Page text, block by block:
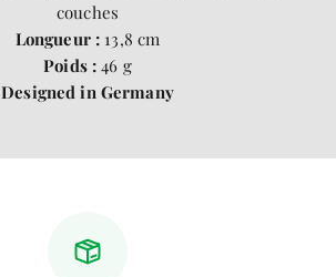
couches
Longueur : 13,8 cm
Poids :46 g
Designed in Germany